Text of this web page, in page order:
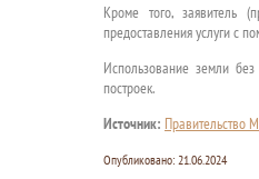
Кроме того, заявитель
предоставления услуги с
Использование земли
построек.
Источник: Правительство
Опубликовано: 21.06.2024